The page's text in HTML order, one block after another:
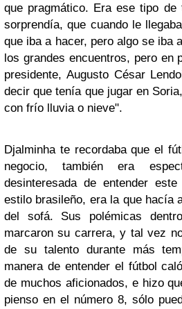
que pragmático. Era ese tipo de
sorprendía, que cuando le
que iba a hacer, pero algo se iba
los grandes encuentros, pero en
presidente, Augusto César
decir que tenía que jugar en
con frío lluvia o nieve".
Djalminha te recordaba que el
negocio, también era
desinteresada de entender
estilo brasileño, era la que hacía
del sofá. Sus polémicas
marcaron su carrera, y tal vez
de su talento durante más
manera de entender el fútbol
de muchos aficionados, e hizo
pienso en el número 8, sólo